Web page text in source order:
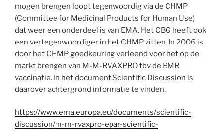
mogen brengen loopt tegenwoordig via de CHMP
(Committee for Medicinal Products for Human Use)
dat weer een onderdeel is van EMA. Het CBG heeft ook
een vertegenwoordiger in het CHMP zitten. In 2006 is
door het CHMP goedkeuring verleend voor het op de
markt brengen van M-M-RVAXPRO tbv de BMR
vaccinatie. In het document Scientific Discussion is
daarover achtergrond informatie te vinden.
https://www.ema.europa.eu/documents/scientific-
discussion/m-m-rvaxpro-epar-scientific-